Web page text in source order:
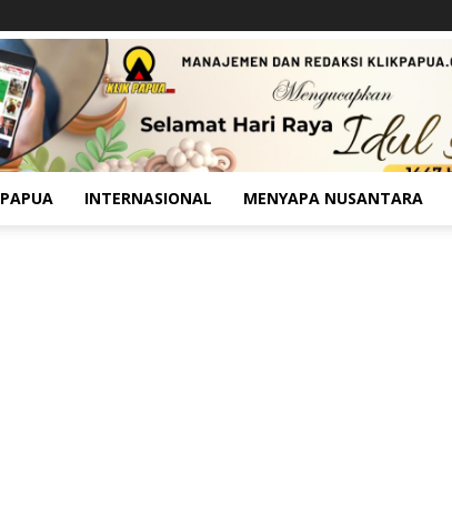
PAPUA INTERNASIONAL MENYAPA NUSANTARA